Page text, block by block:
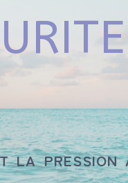
la pression